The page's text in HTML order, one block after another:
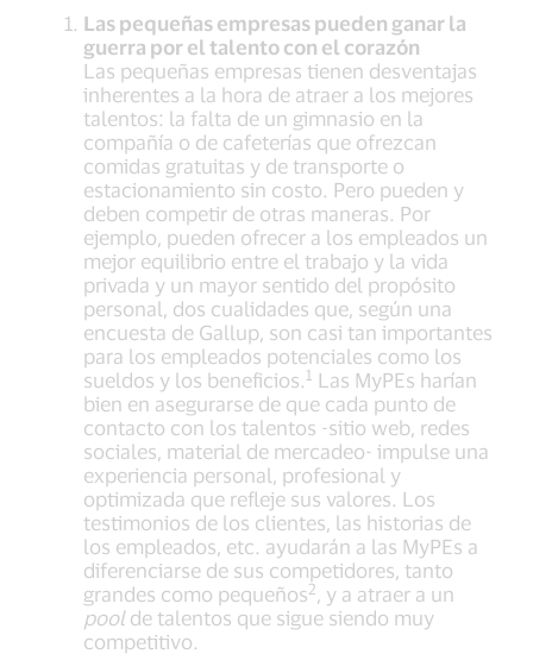
Las pequeñas empresas pueden ganar la
guerra por el talento con el corazón
Las pequeñas empresas tienen desventajas
inherentes a la hora de atraer a los mejores
talentos: la falta de un gimnasio en la
compañía o de cafeterías que ofrezcan
comidas gratuitas y de transporte o
estacionamiento sin costo. Pero pueden y
deben competir de otras maneras. Por
ejemplo, pueden ofrecer a los empleados un
mejor equilibrio entre el trabajo y la vida
privada y un mayor sentido del propósito
personal, dos cualidades que, según una
encuesta de Gallup, son casi tan importantes
para los empleados potenciales como los
sueldos y los beneficios. 1 Las MyPEs harían
bien en asegurarse de que cada punto de
contacto con los talentos -sitio web, redes
sociales, material de mercadeo- impulse una
experiencia personal, profesional y
optimizada que refleje sus valores. Los
testimonios de los clientes, las historias de
los empleados, etc. ayudarán a las MyPEs a
diferenciarse de sus competidores, tanto
grandes como pequeños2 , y a atraer a un
poolde talentos que sigue siendo muy
competitivo.